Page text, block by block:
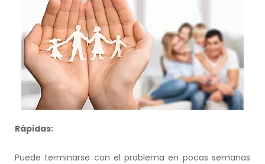
Rápidas:
Puede terminarse con el problema en pocas semanas